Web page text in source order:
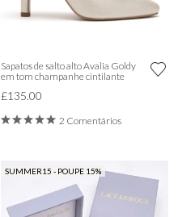
Sapatos de salto alto Avalia Goldy
em tom champanhe cintilante
£135.00
2 Comentários
SUMMER15 - POUPE 15%